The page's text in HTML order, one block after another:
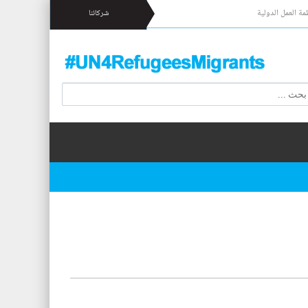
العمل الدولية شركائنا